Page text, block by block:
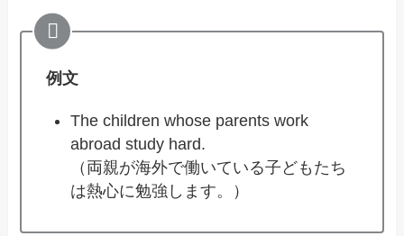
例文
The children whose parents work
abroad study hard.
（両親が海外で働いている子どもたち
は熱心に勉強します。）